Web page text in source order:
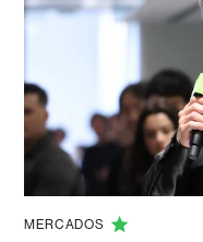
MERCADOS